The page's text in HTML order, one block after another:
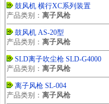
鼓风机 横行XC系列装置
产品类别： 离子风枪
鼓风机 AS-20型
产品类别： 离子风枪
SLD离子吹尘枪 SLD-G4000
产品类别： 离子风枪
离子风枪 SL-004
产品类别： 离子风枪